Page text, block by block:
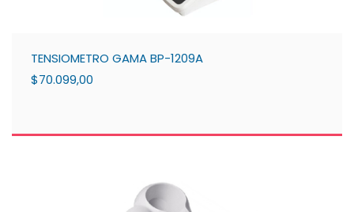
TENSIOMETRO GAMA BP-1209A
$70.099,00